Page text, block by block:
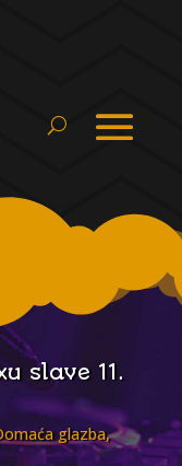
slave 11.
glazba,